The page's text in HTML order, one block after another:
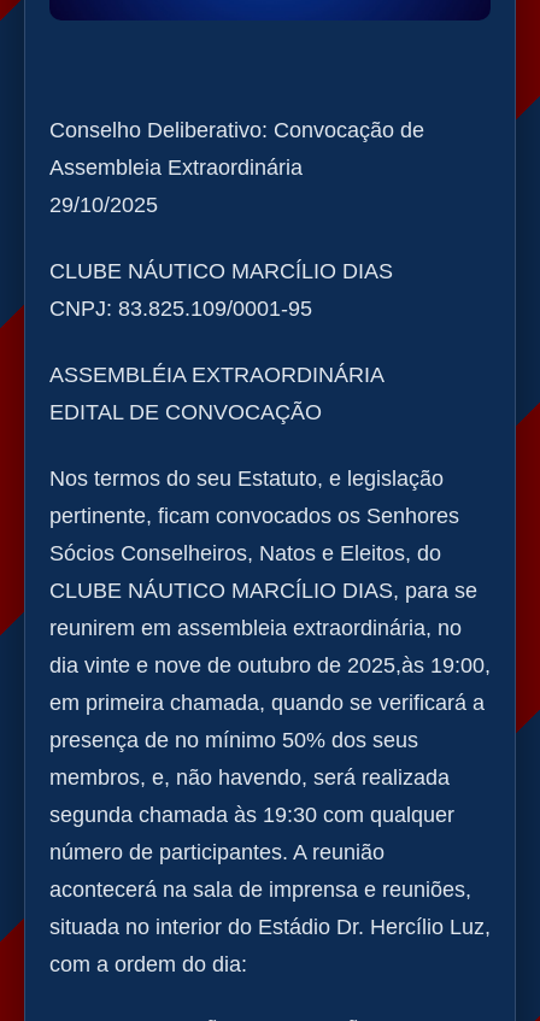
Conselho Deliberativo: Convocação de
Assembleia Extraordinária
29/10/2025
CLUBE NÁUTICO MARCÍLIO DIAS
CNPJ: 83.825.109/0001-95
ASSEMBLÉIA EXTRAORDINÁRIA
EDITAL DE CONVOCAÇÃO
Nos termos do seu Estatuto, e legislação
pertinente, ficam convocados os Senhores
Sócios Conselheiros, Natos e Eleitos, do
CLUBE NÁUTICO MARCÍLIO DIAS, para se
reunirem em assembleia extraordinária, no
dia vinte e nove de outubro de 2025,às 19:00,
em primeira chamada, quando se verificará a
presença de no mínimo 50% dos seus
membros, e, não havendo, será realizada
segunda chamada às 19:30 com qualquer
número de participantes. A reunião
acontecerá na sala de imprensa e reuniões,
situada no interior do Estádio Dr. Hercílio Luz,
com a ordem do dia: